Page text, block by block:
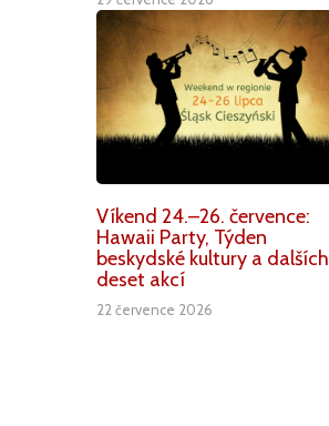
Víkend 24.–26. července:
Hawaii Party, Týden
beskydské kultury a dalších
deset akcí
22 července 2026